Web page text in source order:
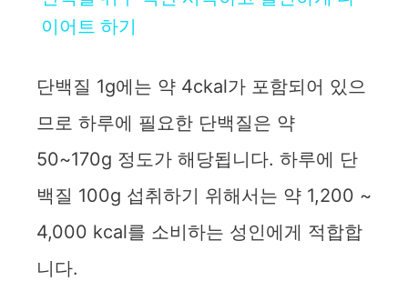
y
V
i
d
이어트 하기
단백질 1g에는 약 4ckal가 포함되어 있으
므로 하루에 필요한 단백질은 약
50~170g 정도가 해당됩니다. 하루에 단
백질 100g 섭취하기 위해서는 약 1,200 ~
4,000 kcal를 소비하는 성인에게 적합합
니다.